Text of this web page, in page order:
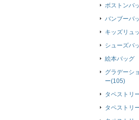
ボストンバ
バンブーバ
キッズリュ
シューズバ
絵本バッグ
グラデーシ
ー(105)
タペストリ
タペストリ